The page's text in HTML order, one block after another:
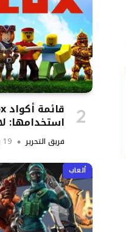
استخدامها:
فريق التحرير 19 يونيو, 2025
ألعاب